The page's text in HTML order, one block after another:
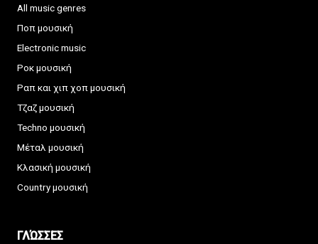
All music genres
Ποπ μουσική
Electronic music
Ροκ μουσική
Ραπ και χιπ χοπ μουσική
Τζαζ μουσική
Techno μουσική
Μέταλ μουσική
Κλασική μουσική
Country μουσική
ΓΛΏΣΣΕΣ